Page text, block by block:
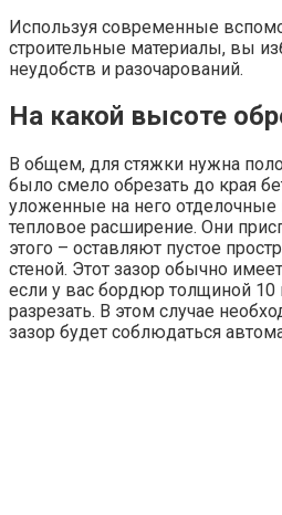
Используя современные
строительные материалы, вы
неудобств и разочарований.
На какой высоте
В общем, для стяжки нужна
было смело обрезать до края
уложенные на него
тепловое расширение. Они
этого – оставляют пустое
стеной. Этот зазор обычно
если у вас бордюр толщиной
разрезать. В этом случае
зазор будет соблюдаться